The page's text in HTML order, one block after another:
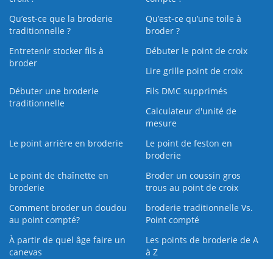
Qu’est-ce que la broderie
traditionnelle ?
Qu’est‑ce qu’une toile à
broder ?
Entretenir stocker fils à
broder
Débuter le point de croix
Lire grille point de croix
Débuter une broderie
traditionnelle
Fils DMC supprimés
Calculateur d'unité de
mesure
Le point arrière en broderie
Le point de feston en
broderie
Le point de chaînette en
broderie
Broder un coussin gros
trous au point de croix
Comment broder un doudou
au point compté?
broderie traditionnelle Vs.
Point compté
À partir de quel âge faire un
canevas
Les points de broderie de A
à Z